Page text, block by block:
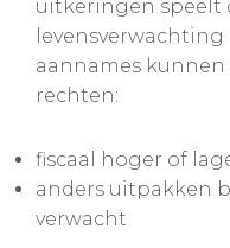
uitkeringen speelt
aannames kunnen
rechten:
fiscaal hoger of
anders uitpakken
verwacht